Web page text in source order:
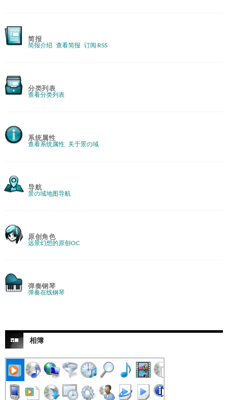
简报
简报介绍 查看简报 订阅 RSS
分类列表
查看分类列表
系统属性
查看系统属性 关于景の域
导航
景の域地图导航
原创角色
远景幻想的原创OC
弹奏钢琴
弹奏在线钢琴
相簿